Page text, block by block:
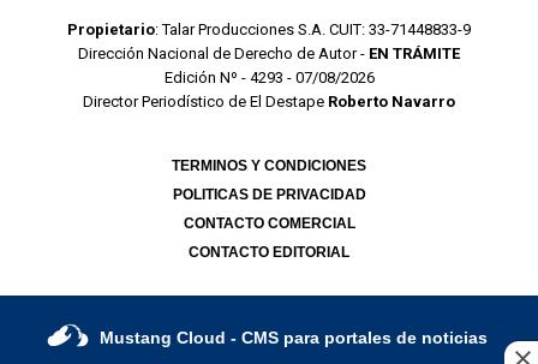
Propietario: Talar Producciones S.A. CUIT: 33-71448833-9
Dirección Nacional de Derecho de Autor - EN TRÁMITE
Edición Nº - 4293 - 07/08/2026
Director Periodístico de El Destape Roberto Navarro
TERMINOS Y CONDICIONES
POLITICAS DE PRIVACIDAD
CONTACTO COMERCIAL
CONTACTO EDITORIAL
Mustang Cloud - CMS para portales de noticias